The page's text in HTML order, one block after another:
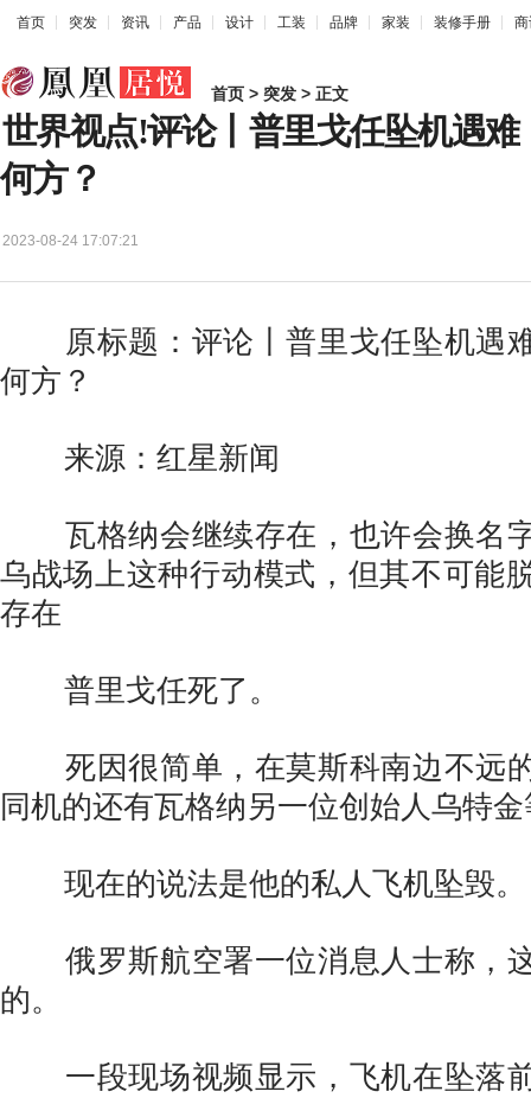
首页 突发 资讯 产品 设计 工装 品牌 家装 装修手册
首页 > 突发 > 正文
世界视点!评论丨普里戈任坠机遇
何方？
2023-08-24 17:07:21
原标题：评论丨普里戈任坠机遇
何方？
来源：红星新闻
瓦格纳会继续存在，也许会换名
乌战场上这种行动模式，但其不可能
存在
普里戈任死了。
死因很简单，在莫斯科南边不远
同机的还有瓦格纳另一位创始人乌特
现在的说法是他的私人飞机坠毁。
俄罗斯航空署一位消息人士称，
的。
一段现场视频显示，飞机在坠落